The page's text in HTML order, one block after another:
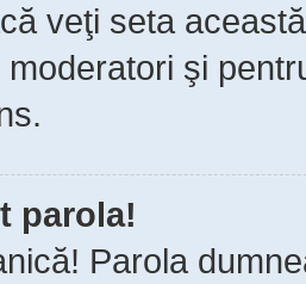
veţi seta
şi
parola!
Parola